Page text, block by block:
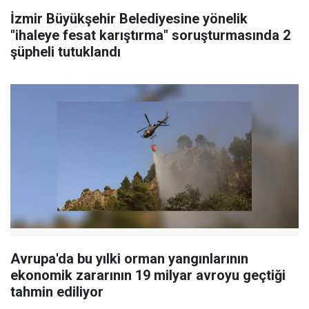
İzmir Büyükşehir Belediyesine yönelik
"ihaleye fesat karıştırma" soruşturmasında 2
şüpheli tutuklandı
Avrupa'da bu yılki orman yangınlarının
ekonomik zararının 19 milyar avroyu geçtiği
tahmin ediliyor